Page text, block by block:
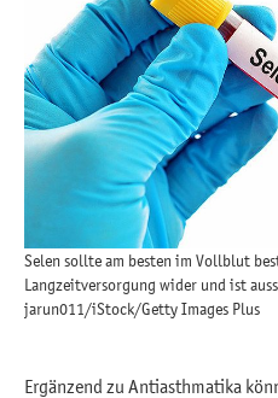
Selen sollte am besten im Vollblut
Langzeitversorgung wider und ist
jarun011/iStock/Getty Images Plus
Ergänzend zu Antiasthmatika